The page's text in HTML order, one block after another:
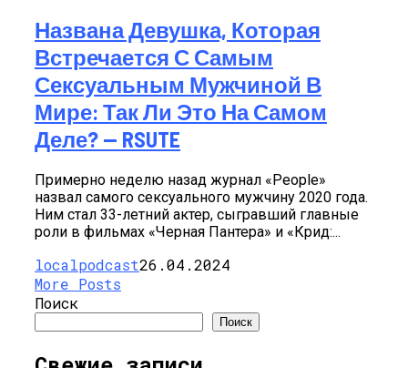
Названа Девушка, Которая
Встречается С Самым
Сексуальным Мужчиной В
Мире: Так Ли Это На Самом
Деле? — RSUTE
Примерно неделю назад журнал «People»
назвал самого сексуального мужчину 2020 года.
Ним стал 33-летний актер, сыгравший главные
роли в фильмах «Черная Пантера» и «Крид:...
localpodcast26.04.2024
More Posts
Поиск
Поиск